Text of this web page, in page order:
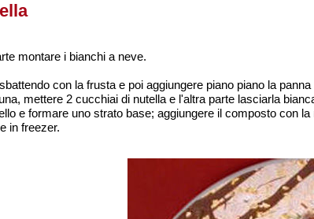
montare i bianchi a neve.
con la frusta e poi aggiungere piano piano la panna
mettere 2 cucchiai di nutella e l'altra parte lasciarla
e formare uno strato base; aggiungere il composto con
in freezer.